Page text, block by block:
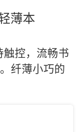
薄本
触控，流畅书
纤薄小巧的